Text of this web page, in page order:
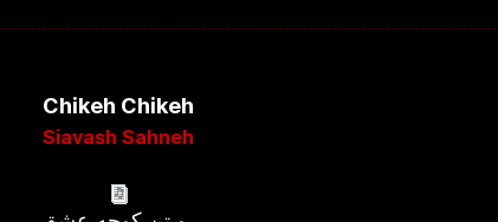
Chikeh Chikeh
Siavash Sahneh